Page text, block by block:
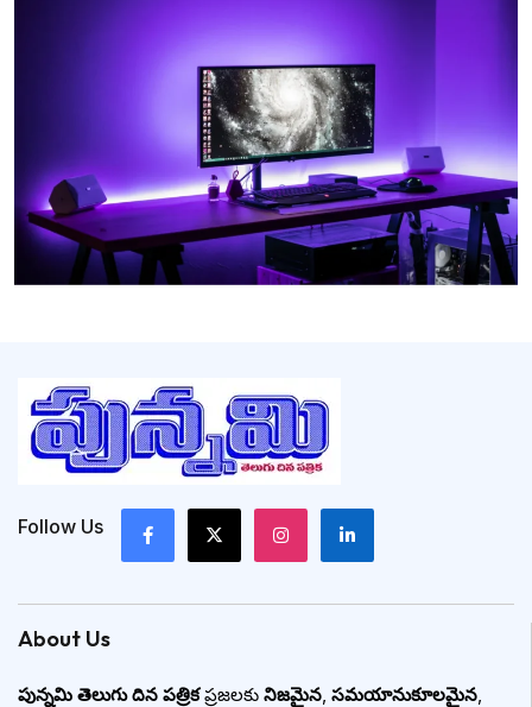
Follow Us
About Us
పున్నమి తెలుగు దిన పత్రికప్రజలకు నిజమైన సమయానుకూలమైన